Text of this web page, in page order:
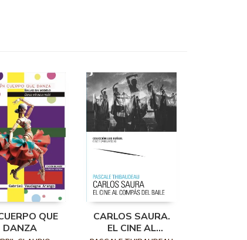
QUE
DANZA
CARLOS SAURA.
EL CINE AL